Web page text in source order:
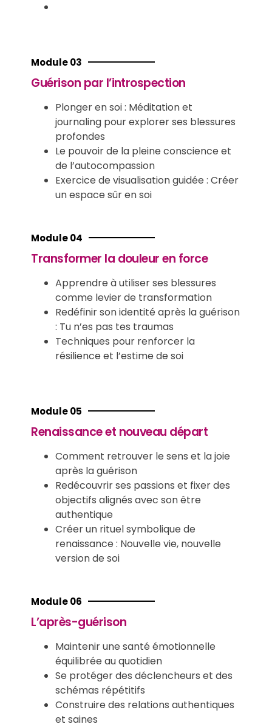
Module 03
Guérison par l’introspection
Plonger en soi : Méditation et
journaling pour explorer ses blessures
profondes
Le pouvoir de la pleine conscience et
de l’autocompassion
Exercice de visualisation guidée : Créer
un espace sûr en soi
Module 04
Transformer la douleur en force
Apprendre à utiliser ses blessures
comme levier de transformation
Redéfinir son identité après la guérison
: Tu n’es pas tes traumas
Techniques pour renforcer la
résilience et l’estime de soi
Module 05
Renaissance et nouveau départ
Comment retrouver le sens et la joie
après la guérison
Redécouvrir ses passions et fixer des
objectifs alignés avec son être
authentique
Créer un rituel symbolique de
renaissance : Nouvelle vie, nouvelle
version de soi
Module 06
L’après-guérison
Maintenir une santé émotionnelle
équilibrée au quotidien
Se protéger des déclencheurs et des
schémas répétitifs
Construire des relations authentiques
et saines